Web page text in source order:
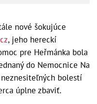
nové šokujúce
, jeho hereckí
pre Heřmánka bola
do Nemocnice Na
bolestí
úplne zbaviť.